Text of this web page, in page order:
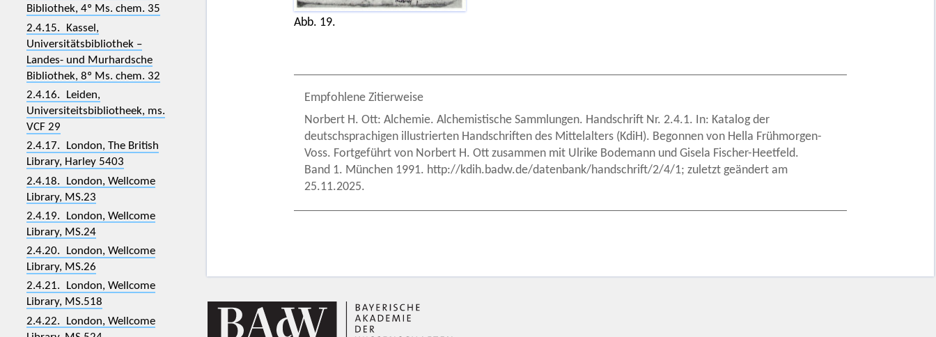
Bibliothek, 4º Ms. chem. 35
2.4.15. Kassel,
Universitätsbibliothek –
Landes- und Murhardsche
Bibliothek, 8º Ms. chem. 32
2.4.16. Leiden,
Universiteitsbibliotheek, ms.
VCF 29
2.4.17. London, The British
Library, Harley 5403
2.4.18. London, Wellcome
Library, MS.23
2.4.19. London, Wellcome
Library, MS.24
2.4.20. London, Wellcome
Library, MS.26
2.4.21. London, Wellcome
Library, MS.518
2.4.22. London, Wellcome
Abb. 19.
Empfohlene Zitierweise
Norbert H. Ott: Alchemie. Alchemistische Sammlungen. Handschrift Nr. 2.4.1. In: Katalog der
deutschsprachigen illustrierten Handschriften des Mittelalters (KdiH). Begonnen von Hella Frühmorgen-
Voss. Fortgeführt von Norbert H. Ott zusammen mit Ulrike Bodemann und Gisela Fischer-Heetfeld.
Band 1. München 1991. http://kdih.badw.de/datenbank/handschrift/2/4/1; zuletzt geändert am
25.11.2025.